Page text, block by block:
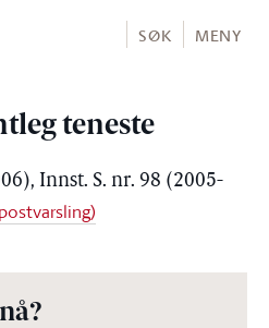
SØK MENY
teneste
Innst. S. nr. 98 (2005-